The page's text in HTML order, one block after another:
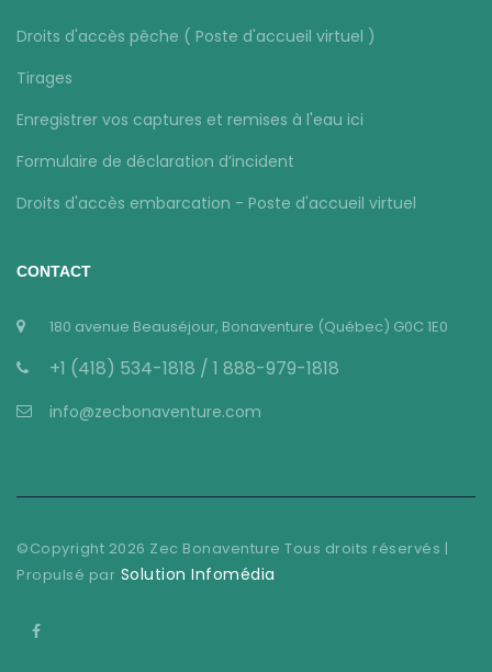
Droits d'accès pêche ( Poste d'accueil virtuel )
Tirages
Enregistrer vos captures et remises à l'eau ici
Formulaire de déclaration d’incident
Droits d'accès embarcation - Poste d'accueil virtuel
CONTACT
180 avenue Beauséjour, Bonaventure (Québec) G0C 1E0
+1 (418) 534-1818 / 1 888-979-1818
info@zecbonaventure.com
©Copyright 2026 Zec Bonaventure Tous droits réservés |
Propulsé par Solution Infomédia